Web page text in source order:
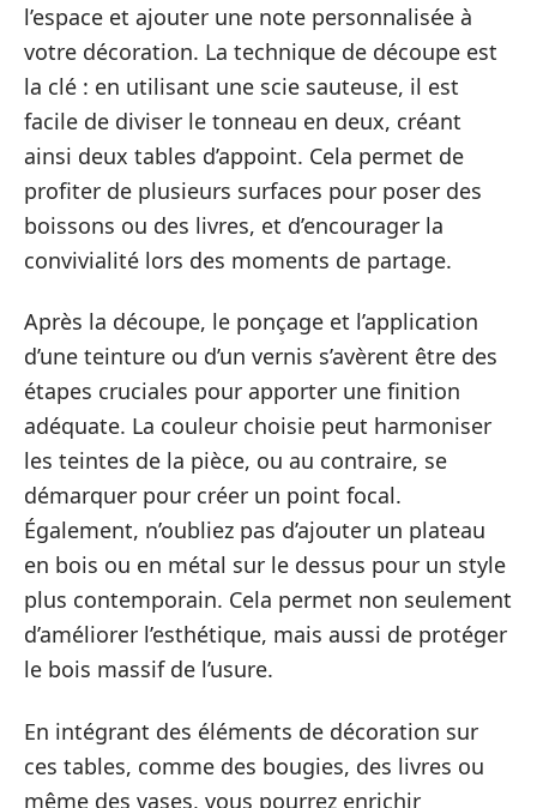
l’espace et ajouter une note personnalisée à
votre décoration. La technique de découpe est
la clé : en utilisant une scie sauteuse, il est
facile de diviser le tonneau en deux, créant
ainsi deux tables d’appoint. Cela permet de
profiter de plusieurs surfaces pour poser des
boissons ou des livres, et d’encourager la
convivialité lors des moments de partage.
Après la découpe, le ponçage et l’application
d’une teinture ou d’un vernis s’avèrent être des
étapes cruciales pour apporter une finition
adéquate. La couleur choisie peut harmoniser
les teintes de la pièce, ou au contraire, se
démarquer pour créer un point focal.
Également, n’oubliez pas d’ajouter un plateau
en bois ou en métal sur le dessus pour un style
plus contemporain. Cela permet non seulement
d’améliorer l’esthétique, mais aussi de protéger
le bois massif de l’usure.
En intégrant des éléments de décoration sur
ces tables, comme des bougies, des livres ou
même des vases, vous pourrez enrichir